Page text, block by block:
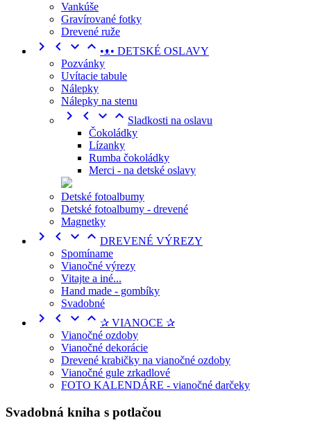
Vankúše
Gravírované fotky
Drevené ruže
    •ᴥ• DETSKÉ OSLAVY
Pozvánky
Uvítacie tabule
Nálepky
Nálepky na stenu
    Sladkosti na oslavu
Čokoládky
Lízanky
Rumba čokoládky
Merci - na detské oslavy
Detské fotoalbumy
Detské fotoalbumy - drevené
Magnetky
    DREVENÉ VÝREZY
Spomíname
Vianočné výrezy
Vitajte a iné...
Hand made - gombíky
Svadobné
    ✰ VIANOCE ✰
Vianočné ozdoby
Vianočné dekorácie
Drevené krabičky na vianočné ozdoby
Vianočné gule zrkadlové
FOTO KALENDÁRE - vianočné darčeky
Svadobná kniha s potlačou